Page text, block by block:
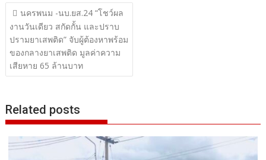
แนะแนว
เรื่อง
นครพนม -นบ.ยส.24 “โชว์ผล
งานวันเดียว สกัดกั้น และปราบ
ปรามยาเสพติด” จับผู้ต้องหาพร้อม
ของกลางยาเสพติด มูลค่าความ
เสียหาย 65 ล้านบาท
Related posts